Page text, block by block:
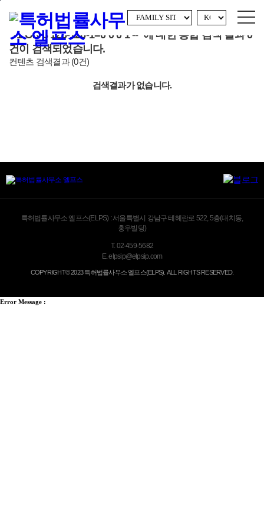
"-1 OR 3 126-126-1=0 0 0 1 --" 에 대한 통합 검색 결과0
건이 검색되었습니다.
컨텐츠 검색결과(0건)
검색결과가 없습니다.
특허법률사무소 엘프스(ELPS) : 서울특별시 강남구 테헤란로 522, 5층(대치동,
홍우빌딩)
T. 02-459-5682
E.elpsip@elpsip.com
COPYRIGHT© 2023 특허법률사무소 엘프스(ELPS). ALL RIGHTS RESERVED.
Error Message :